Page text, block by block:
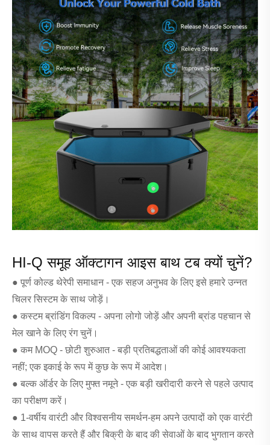
HI-Q समूह ऑक्टागन आइस बाथ टब क्यों चुनें?
● पूर्ण कोल्ड थेरेपी समाधान - एक सहज अनुभव के लिए इसे हमारे उन्नत
चिलर सिस्टम के साथ जोड़ें।
● कस्टम ब्रांडिंग विकल्प - अपना लोगो जोड़ें और अपनी ब्रांड पहचान से
मेल खाने के लिए रंग चुनें।
● कम MOQ - छोटी शुरुआत - बड़ी प्रतिबद्धताओं की कोई आवश्यकता
नहीं; एक इकाई के रूप में कुछ के रूप में आदेश।
● बल्क ऑर्डर के लिए मुफ्त नमूने - एक बड़ी खरीदारी करने से पहले उत्पाद
का परीक्षण करें।
● 1-वर्षीय वारंटी और विश्वसनीय समर्थन-हम अपने उत्पादों को एक वारंटी
के साथ वापस करते हैं और बिक्री के बाद की सेवाओं के बाद भुगतान करते